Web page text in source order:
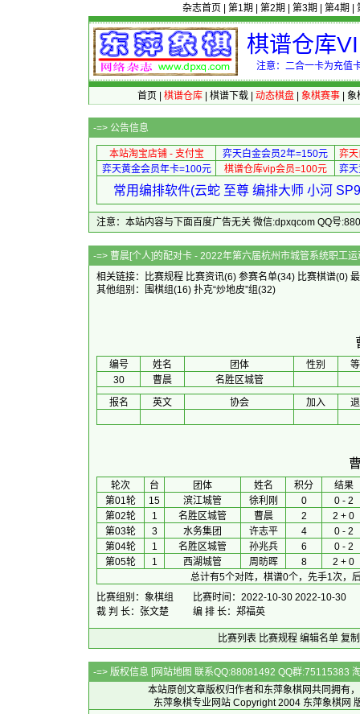
杂志首页 第1期 第2期 第3期 第4期
棋谱仓库
注意：二合一卡为充值
首页 棋谱仓库| 棋谱下载| 动态棋盘| 象棋赛事| 象
-=> 公告信息
本站淘宝店铺 - 支付宝 弈天白金会员2年=150元
弈
弈天黄金会员年卡=100元
棋谱仓库vip会员=100元 弈
常用编排软件(云蛇 至尊 编排大师 小河
注意：本站内容与下面百度广告无关 微信:dpxqcom QQ号
-=> 曹晨[个人]的配对卡 - 2022年第六届杭州市
相关链接：
比赛规程 比赛资讯(6) 参赛名单(34) 比赛棋谱(0)
其他组别： 围棋组(16) 扑克“炒地皮”组(32)
编号 姓名 团体 性别
30
曹晨
名胜区城管
报名
英文 协会 加入
轮次 台 团体 姓名 积分
结果
第01轮
15 滨江城管 徐利刚 0
0 - 2
第02轮
1 名胜区城管 曹晨 2
2 + 0
第03轮
3 水务集团 许志平 4
0 - 2
第04轮
1 名胜区城管 孙兆兵 6
0 - 2
第05轮
1 西湖城管 周昉晖 8
2 + 0
总计有5个对阵，棋谱0个，先手1次，
比赛组别：象棋组
比赛时间：2022-10-30 2022-10-30
裁 判 长：张文楚
编 排 长：郑福英
比赛列表 比赛规程 编辑名单 复
-=> 版权信息 [网站地图 联系QQ:88081492 QQ群:75115383
本站原创文章版权归作者和 东萍象棋网共同拥有
东萍象棋专业网站 Copyright 2004 东萍象棋网